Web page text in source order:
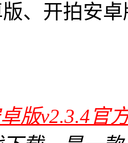
、开拍安卓
版v2.3.4官